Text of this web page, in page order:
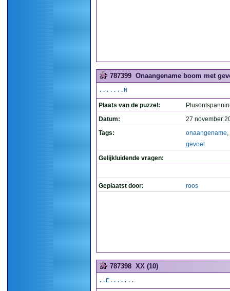
787399 Onaangename boom met
.......N
Plaats van de puzzel:
Datum:
27 november
Tags:
onaangename,
gevoel
Gelijkluidende vragen:
Geplaatst door: roos
787398 XX (10)
..E.......